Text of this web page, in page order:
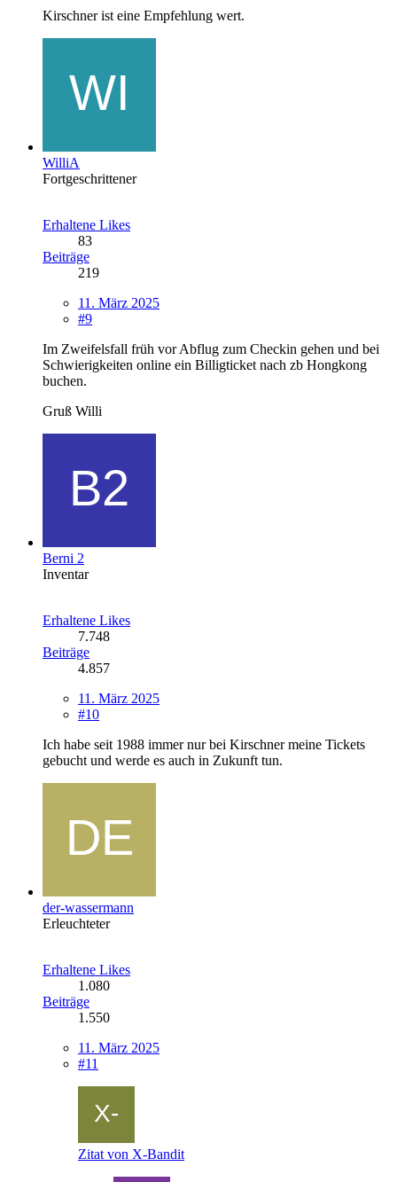
Kirschner ist eine Empfehlung wert.
WilliA
Fortgeschrittener
Erhaltene Likes
83
Beiträge
219
11. März 2025
#9
Im Zweifelsfall früh vor Abflug zum Checkin gehen und bei
Schwierigkeiten online ein Billigticket nach zb Hongkong
buchen.
Gruß Willi
Berni 2
Inventar
Erhaltene Likes
7.748
Beiträge
4.857
11. März 2025
#10
Ich habe seit 1988 immer nur bei Kirschner meine Tickets
gebucht und werde es auch in Zukunft tun.
der-wassermann
Erleuchteter
Erhaltene Likes
1.080
Beiträge
1.550
11. März 2025
#11
Zitat von X-Bandit